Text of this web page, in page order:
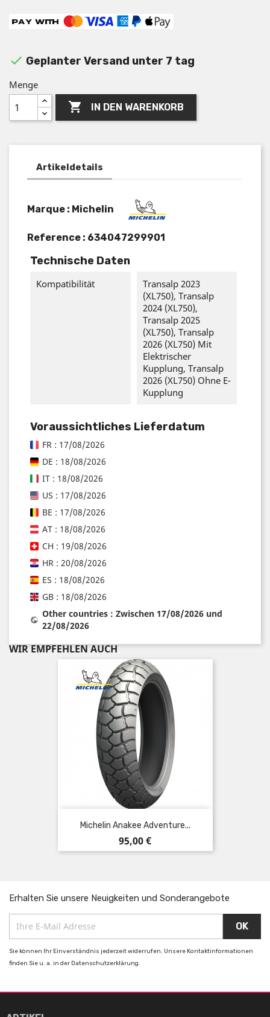
 Geplanter Versand unter 7 tag
Menge
 IN DEN WARENKORB
Artikeldetails
Marque : Michelin
Reference : 634047299901
Technische Daten
Kompatibilität
Transalp 2023
(XL750), Transalp
2024 (XL750),
Transalp 2025
(XL750), Transalp
2026 (XL750) Mit
Elektrischer
Kupplung, Transalp
2026 (XL750) Ohne E-
Kupplung
Voraussichtliches Lieferdatum
FR : 17/08/2026
DE : 18/08/2026
IT : 18/08/2026
US : 17/08/2026
BE : 17/08/2026
AT : 18/08/2026
CH : 19/08/2026
HR : 20/08/2026
ES : 18/08/2026
GB : 18/08/2026
Other countries : Zwischen 17/08/2026 und
22/08/2026
WIR EMPFEHLEN AUCH
Michelin Anakee Adventure...
Preis
95,00 €
Erhalten Sie unsere Neuigkeiten und Sonderangebote
Sie können Ihr Einverständnis jederzeit widerrufen. Unsere Kontaktinformationen
finden Sie u. a. in der Datenschutzerklärung.